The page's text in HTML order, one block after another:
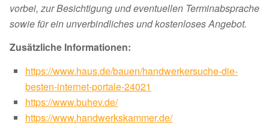
vorbei, zur Besichtigung und eventuellen Terminabsprache
sowie für ein unverbindliches und kostenloses Angebot.
Zusätzliche Informationen:
https://www.haus.de/bauen/handwerkersuche-die-
besten-internet-portale-24021
https://www.buhev.de/
https://www.handwerkskammer.de/